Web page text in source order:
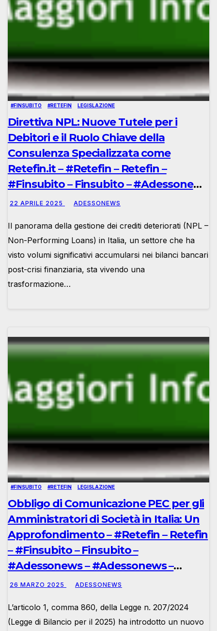
#FINSUBITO #RETEFIN LEGISLAZIONE
Direttiva NPL: Nuove Tutele per i
Debitori e il Ruolo Chiave della
Consulenza Specializzata come
Retefin.it – #Retefin – Retefin –
#Finsubito – Finsubito – #Adessonews
– #Adessonews – #Finsubito –
22 APRILE 2025 ADESSONEWS
Il panorama della gestione dei crediti deteriorati (NPL –
Non-Performing Loans) in Italia, un settore che ha
visto volumi significativi accumularsi nei bilanci bancari
post-crisi finanziaria, sta vivendo una
trasformazione…
#FINSUBITO #RETEFIN LEGISLAZIONE
Obbligo di Comunicazione PEC per gli
Amministratori di Società in Italia: Un
Approfondimento – #Retefin – Retefin
– #Finsubito – Finsubito –
#Adessonews – #Adessonews –
#Finsubito – Adessonews
26 MARZO 2025 ADESSONEWS
L’articolo 1, comma 860, della Legge n. 207/2024
(Legge di Bilancio per il 2025) ha introdotto un nuovo